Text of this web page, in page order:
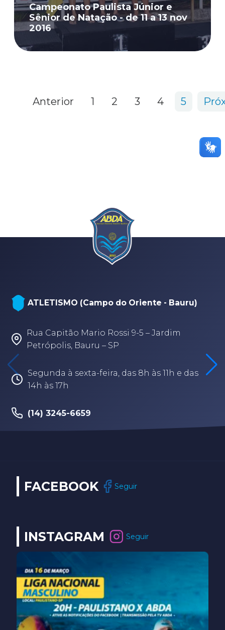
Campeonato Paulista Júnior e
Sênior de Natação - de 11 a 13 nov
2016
Anterior 1 2 3 4 5
NATAÇÃO, PARANATAÇÃO E POLO
AQUÁTICO (Arena - sede Bauru)
Rua Fabio Geraldo, 2-12 – Jardim Terra
Branca – Bauru/SP
Segunda à sexta-feira, das 8h às 17h30
FACEBOOK Seguir
INSTAGRAM Seguir